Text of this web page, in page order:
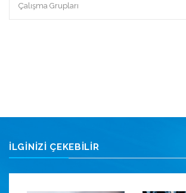
Çalışma Grupları
İLGİNİZİ ÇEKEBİLİR